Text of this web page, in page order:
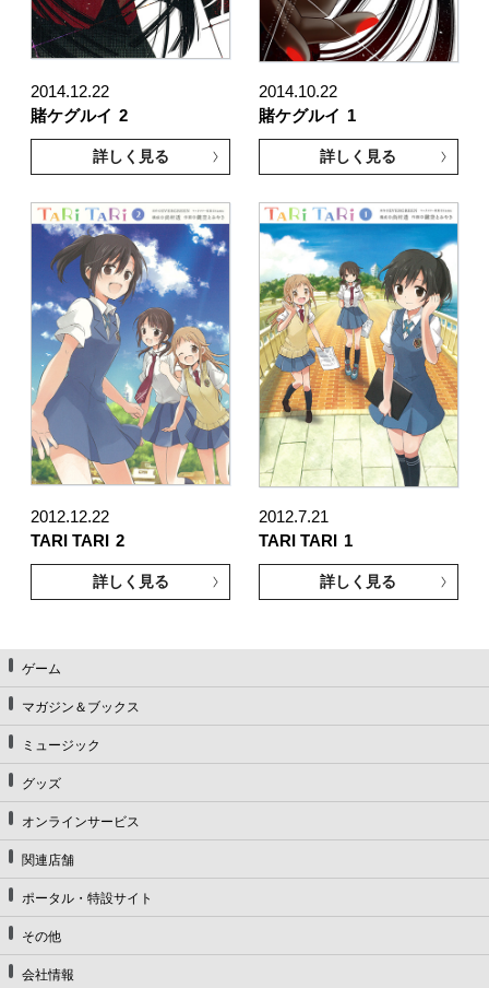
2014.12.22
賭ケグルイ 2
詳しく見る
2014.10.22
賭ケグルイ 1
詳しく見る
2012.12.22
TARI TARI
2
詳しく見る
2012.7.21
TARI TARI
1
詳しく見る
ゲーム
マガジン＆ブックス
ミュージック
グッズ
オンラインサービス
関連店舗
ポータル・特設サイト
その他
会社情報